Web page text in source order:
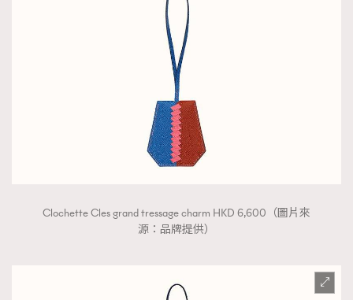
Clochette Cles grand tressage charm HKD 6,600（圖片來
源：品牌提供）